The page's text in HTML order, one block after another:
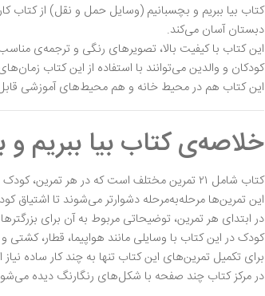
کتاب بیا ببریم و بچسبانیم (وسایل حمل و نقل) از
دبستان آسان می‌کند.
این کتاب با کیفیت بالا، تصویرهای رنگی و ترجمه‌ی
کودکان و والدین می‌توانند با استفاده از این کتاب
این کتاب هم در محیط خانه و هم محیط‌های آموزشی
خلاصه‌ی کتاب بیا ببریم
کتاب شامل ۲۱ تمرین مختلف است که در هر تمرین، کودک با وسیله‌ی نقلیه‌ای تازه یا ابزارهای آن‌ها آشنا می‌شود.
این تمرین‌ها مرحله‌به‌مرحله دشوارتر می‌شوند تا
در ابتدای هر تمرین، توضیحاتی مربوط به آن برای
کودک در این کتاب با وسایلی مانند هواپیما، قطار،
برای تکمیل تمرین‌های این کتاب تنها به چند کار ساده
در مرکز کتاب چند صفحه با شکل‌های رنگارنگ دیده